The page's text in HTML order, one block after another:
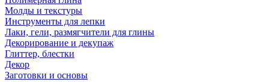
Молды и текстуры
Инструменты для лепки
Лаки, гели, размягчители для глины
Декорирование и декупаж
Глиттер, блестки
Декор
Заготовки и основы